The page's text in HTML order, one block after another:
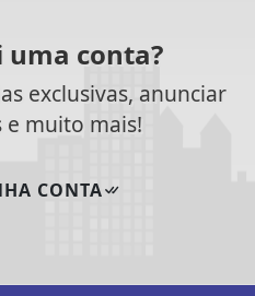
uma conta?
exclusivas, anunciar
e muito mais!
CONTA